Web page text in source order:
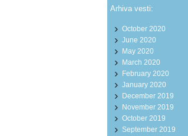
Arhiva vesti:
October 2020
June 2020
May 2020
March 2020
February 2020
January 2020
December 2019
November 2019
October 2019
September 2019